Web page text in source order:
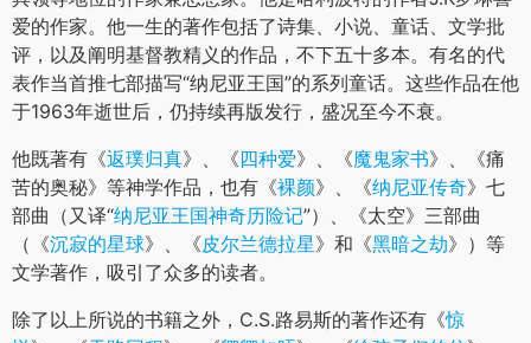
（Clive Staples Lewis，又译“C.S.刘易斯”、“鲁
益师”等等，1898—1963），是英国20世纪著名的文学家，
学者，杰出的批评家。他毕生研究文学、哲学、神学，尤其
对中古及文艺复兴时期的英国文学造诣尤深，堪称英国文学
研究的巨擘。他一直任教于牛津大学和剑桥大学这两所英国
著名的高等学府，被当代誉为“伟大的牛津人”，也是二十世纪
爱的作家。他一生的著作包括了诗集、小说、童话、文学批